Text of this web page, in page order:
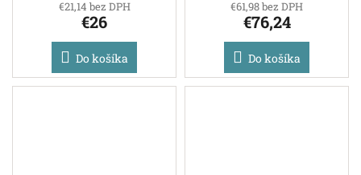
€21,14 bez DPH
€26
Do košíka
€61,98 bez DPH
€76,24
Do košíka